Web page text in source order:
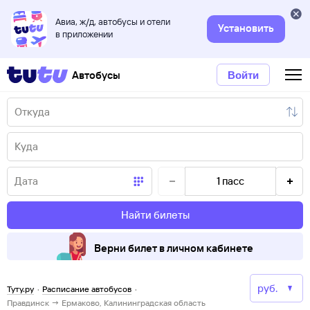
Авиа, ж/д, автобусы и отели
в приложении
Установить
Автобусы Войти
1 пасс
Найти билеты
Верни билет в личном кабинете
Туту.ру · Расписание автобусов ·
Правдинск → Ермаково, Калининградская область